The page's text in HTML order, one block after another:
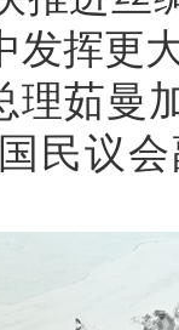
发挥更
理茹曼
民议